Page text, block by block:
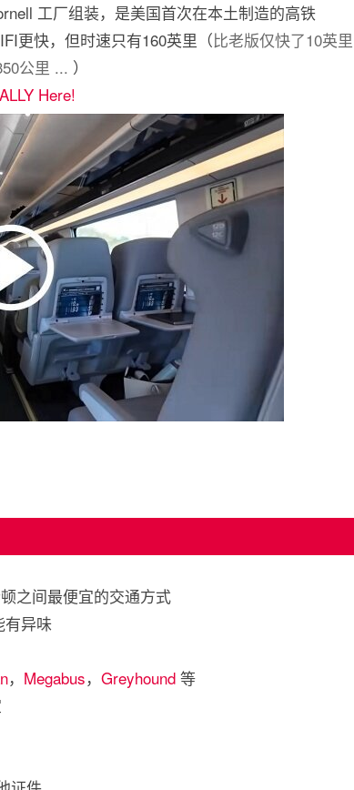
工厂组装，是美国首次在本土制造的高铁
更快，但时速只有160英里（比老版仅快了10英
公里 ... ）
Here!
之间最便宜的交通方式
有异味
， Megabus， Greyhound 等